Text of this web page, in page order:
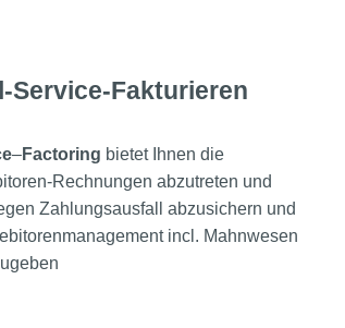
Service-Fakturieren
–Factoring bietet Ihnen die
Rechnungen abzutreten und
Zahlungsausfall abzusichern und
incl. Mahnwesen